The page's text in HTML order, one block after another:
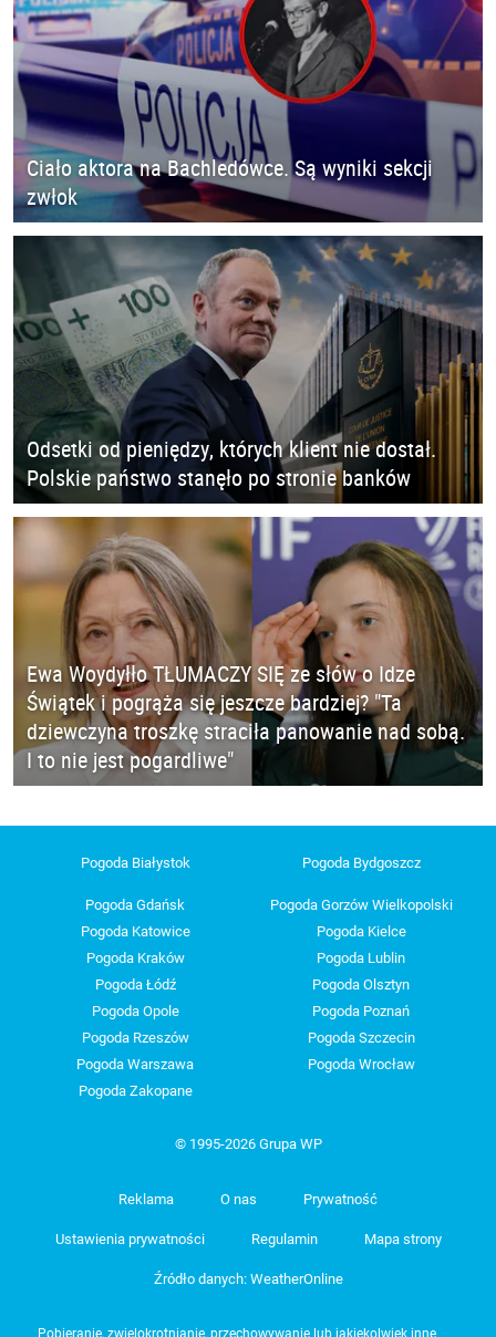
Ciało aktora na Bachledówce. Są wyniki sekcji
zwłok
Odsetki od pieniędzy, których klient nie dostał.
Polskie państwo stanęło po stronie banków
Ewa Woydyłło TŁUMACZY SIĘ ze słów o Idze
Świątek i pogrąża się jeszcze bardziej? "Ta
dziewczyna troszkę straciła panowanie nad sobą.
I to nie jest pogardliwe"
Pogoda Białystok Pogoda Bydgoszcz
Pogoda Gdańsk
Pogoda Gorzów Wielkopolski
Pogoda Katowice
Pogoda Kielce
Pogoda Kraków
Pogoda Lublin
Pogoda Łódź
Pogoda Olsztyn
Pogoda Opole
Pogoda Poznań
Pogoda Rzeszów
Pogoda Szczecin
Pogoda Warszawa
Pogoda Wrocław
Pogoda Zakopane
© 1995-2026 Grupa WP
Reklama O nas Prywatność
Ustawienia prywatności Regulamin Mapa strony
Źródło danych: WeatherOnline
Pobieranie, zwielokrotnianie, przechowywanie lub jakiekolwiek inne